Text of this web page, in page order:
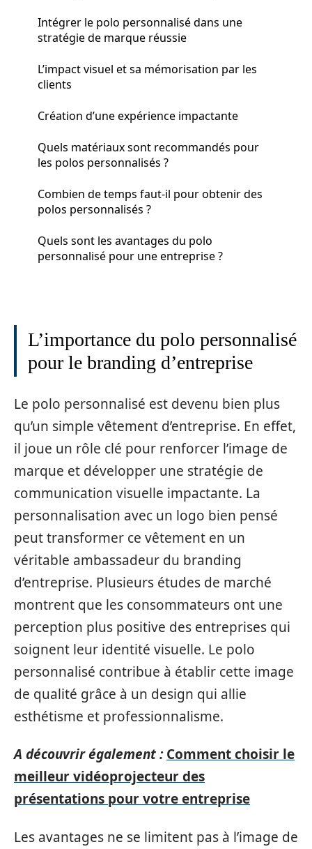
Intégrer le polo personnalisé dans une
stratégie de marque réussie
L’impact visuel et sa mémorisation par les
clients
Création d’une expérience impactante
Quels matériaux sont recommandés pour
les polos personnalisés ?
Combien de temps faut-il pour obtenir des
polos personnalisés ?
Quels sont les avantages du polo
personnalisé pour une entreprise ?
L’importance du polo personnalisé
pour le branding d’entreprise
Le polo personnalisé est devenu bien plus
qu’un simple vêtement d’entreprise. En effet,
il joue un rôle clé pour renforcer l’image de
marque et développer une stratégie de
communication visuelle impactante. La
personnalisation avec un logo bien pensé
peut transformer ce vêtement en un
véritable ambassadeur du branding
d’entreprise. Plusieurs études de marché
montrent que les consommateurs ont une
perception plus positive des entreprises qui
soignent leur identité visuelle. Le polo
personnalisé contribue à établir cette image
de qualité grâce à un design qui allie
esthétisme et professionnalisme.
A découvrir également : Comment choisir le
meilleur vidéoprojecteur des
présentations pour votre entreprise
Les avantages ne se limitent pas à l’image de